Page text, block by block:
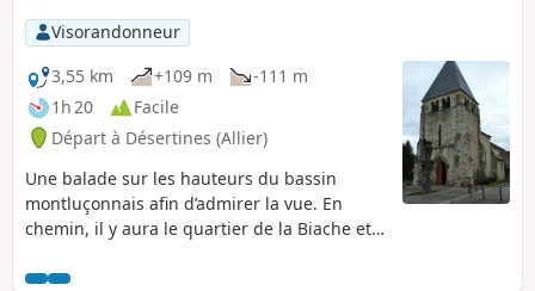
Visorandonneur
3,55 km
+109 m
-111 m
1h 20
Facile
Départ à Désertines (Allier)
Une balade sur les hauteurs du bassin
montluçonnais afin d’admirer la vue. En
chemin, il y aura le quartier de la Biache et
commune.